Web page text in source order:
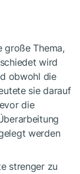
große Thema,
wird
obwohl die
sie darauf
die
werden
strenger zu